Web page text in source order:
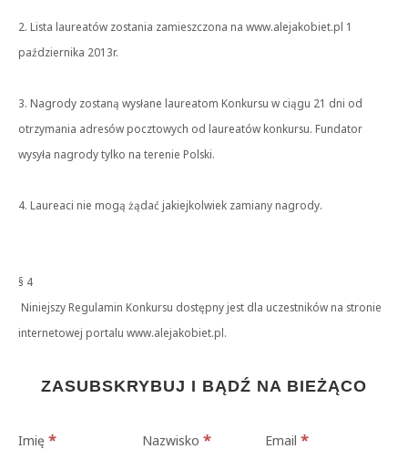
2. Lista laureatów zostania zamieszczona na www.alejakobiet.pl 1
października 2013r.
3. Nagrody zostaną wysłane laureatom Konkursu w ciągu 21 dni od
otrzymania adresów pocztowych od laureatów konkursu. Fundator
wysyła nagrody tylko na terenie Polski.
4. Laureaci nie mogą żądać jakiejkolwiek zamiany nagrody.
§ 4
Niniejszy Regulamin Konkursu dostępny jest dla uczestników na stronie
internetowej portalu www.alejakobiet.pl.
ZASUBSKRYBUJ I BĄDŹ NA BIEŻĄCO
Imię * Nazwisko * Email*